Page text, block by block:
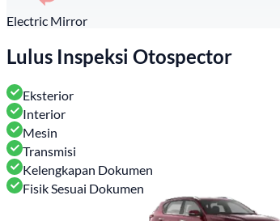
Electric Mirror
Lulus Inspeksi Otospector
Eksterior
Interior
Mesin
Transmisi
Kelengkapan Dokumen
Fisik Sesuai Dokumen